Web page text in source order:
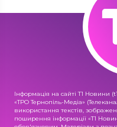
Інформація на сайті Т1 Новини
«ТРО Тернопіль-Медіа»
використання текстів,
поширення інформації «Т1